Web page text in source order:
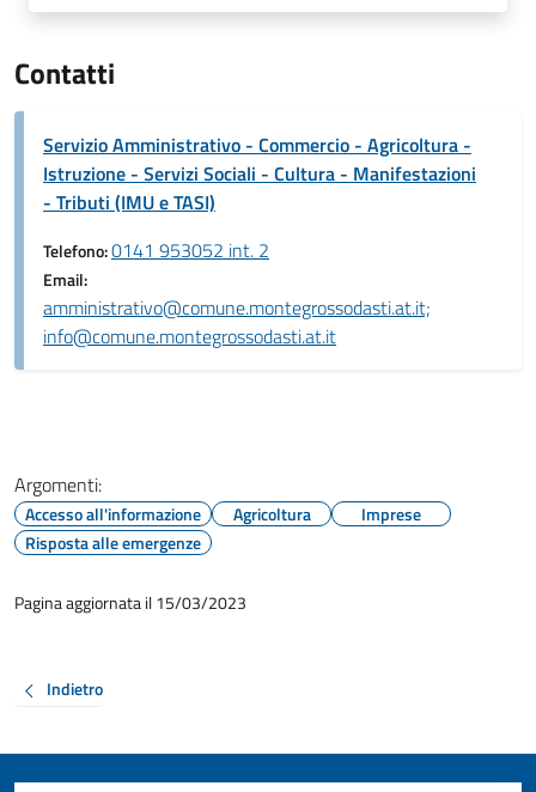
Contatti
Servizio Amministrativo - Commercio - Agricoltura -
Istruzione - Servizi Sociali - Cultura - Manifestazioni
- Tributi (IMU e TASI)
Telefono:0141 953052 int. 2
Email:
amministrativo@comune.montegrossodasti.at.it;
info@comune.montegrossodasti.at.it
Argomenti:
Accesso all'informazione Agricoltura
Imprese
Risposta alle emergenze
Pagina aggiornata il 15/03/2023
Indietro